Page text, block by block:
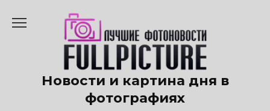
содержанию
Новости и картина дня в
фотографиях